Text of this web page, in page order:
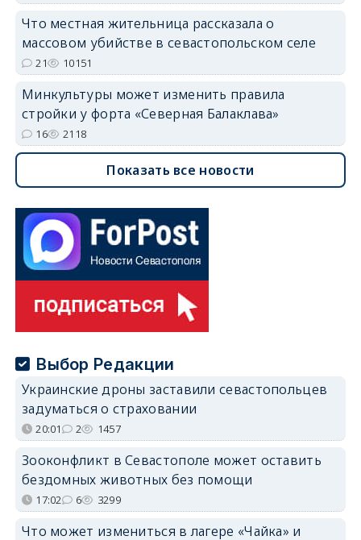
Что местная жительница рассказала о
массовом убийстве в севастопольском селе
21 10151
Минкультуры может изменить правила
стройки у форта «Северная Балаклава»
16 2118
Показать все новости
Выбор Редакции
Украинские дроны заставили севастопольцев
задуматься о страховании
20:01 2 1457
Зооконфликт в Севастополе может оставить
бездомных животных без помощи
17:02 6 3299
Что может измениться в лагере «Чайка» и